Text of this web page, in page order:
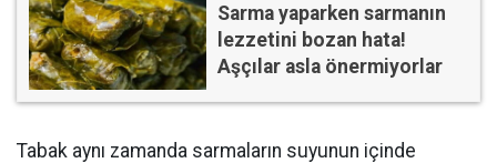
Sarma yaparken sarmanın
lezzetini bozan hata!
Aşçılar asla önermiyorlar
Tabak aynı zamanda sarmaların suyunun içinde